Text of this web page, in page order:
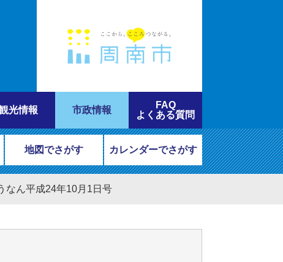
光情報 市政情報
FAQ
よくある質問
地図でさがす カレンダーでさがす
なん平成24年10月1日号